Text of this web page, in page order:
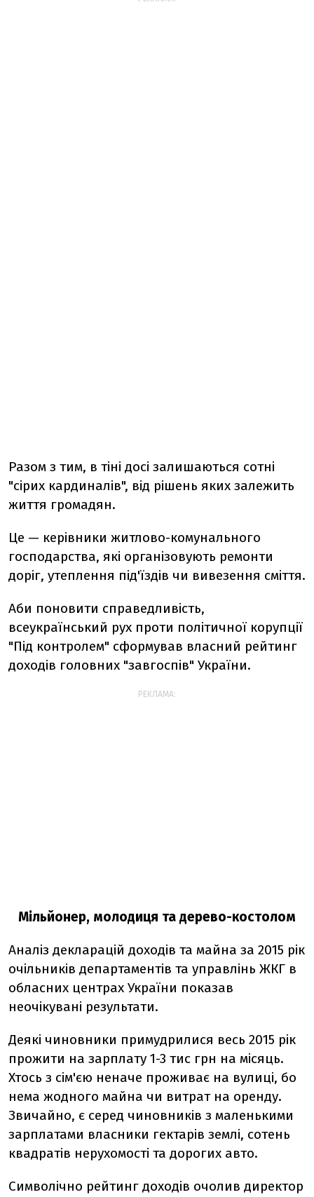
Разом з тим, в тіні досі залишаються сотні
"сірих кардиналів", від рішень яких залежить
життя громадян.
Це — керівники житлово-комунального
господарства, які організовують ремонти
доріг, утеплення під'їздів чи вивезення сміття.
Аби поновити справедливість,
всеукраїнський рух проти політичної корупції
"Під контролем" сформував власний рейтинг
доходів головних "завгоспів" України.
РЕКЛАМА:
Мільйонер, молодиця та дерево-костолом
Аналіз декларацій доходів та майна за 2015 рік
очільників департаментів та управлінь ЖКГ в
обласних центрах України показав
неочікувані результати.
Деякі чиновники примудрилися весь 2015 рік
прожити на зарплату 1-3 тис грн на місяць.
Хтось з сім'єю неначе проживає на вулиці, бо
нема жодного майна чи витрат на оренду.
Звичайно, є серед чиновників з маленькими
зарплатами власники гектарів землі, сотень
квадратів нерухомості та дорогих авто.
Символічно рейтинг доходів очолив директор